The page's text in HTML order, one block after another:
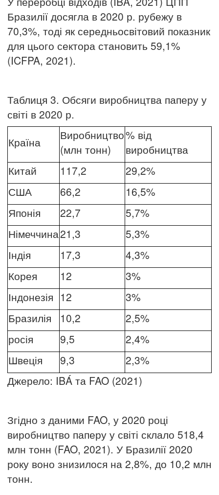
Бразилії досягла в 2020 р. рубежу в
70,3%, тоді як середньосвітовий показник
для цього сектора становить 59,1%
(ICFPA, 2021).
Таблиця 3. Обсяги виробництва паперу у
світі в 2020 р.
Країна
Виробництво
(млн тонн)
% від
виробництва
Китай
117,2
29,2%
США
66,2
16,5%
Японія
22,7
5,7%
Німеччина21,3
5,3%
Індія
17,3
4,3%
Корея
12
3%
Індонезія 12
3%
Бразилія
10,2
2,5%
росія
9,5
2,4%
Швеція
9,3
2,3%
Джерело: IBÁ та FAO (2021)
Згідно з даними FAO, у 2020 році
виробництво паперу у світі склало 518,4
млн тонн (FAO, 2021). У Бразилії 2020
року воно знизилося на 2,8%, до 10,2 млн
тонн.